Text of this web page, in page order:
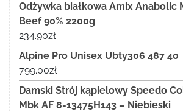
Odżywka białkowa Amix Anabolic
Beef 90% 2200g
234.90zł
Alpine Pro Unisex Ubty306 487 40
799.00zł
Damski Strój kąpielowy Speedo
Mbk AF 8-13475H143 – Niebieski